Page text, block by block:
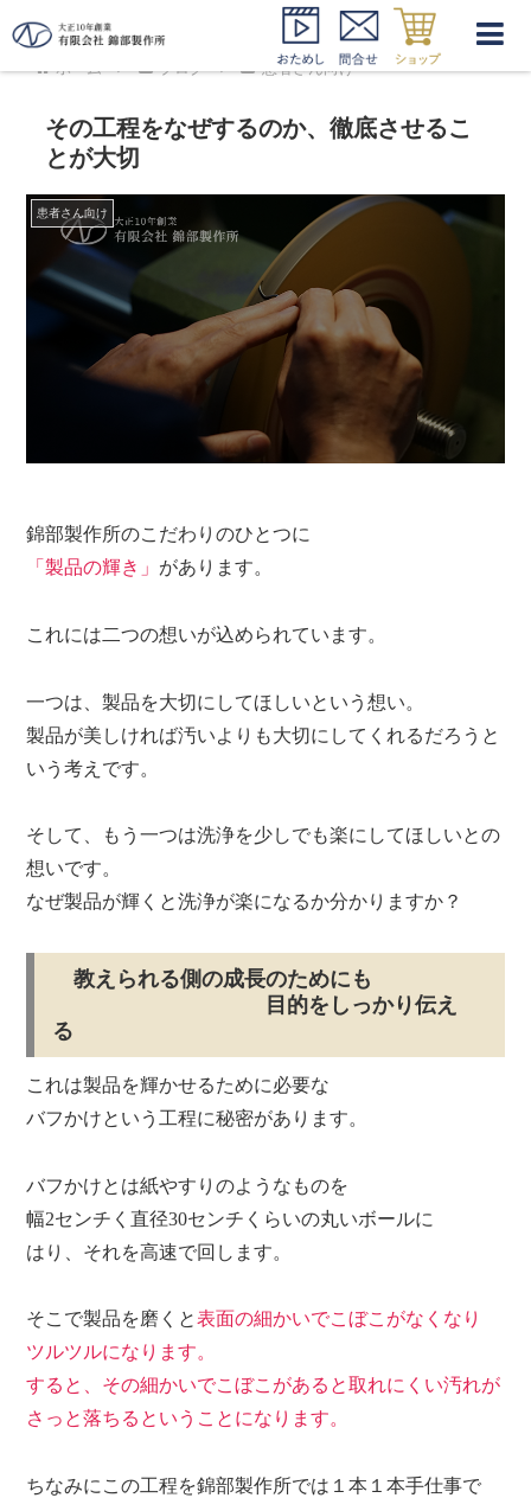
ホーム ブログ 患者さん向け
その工程をなぜするのか、徹底させるこ
とが大切
患者さん向け
錦部製作所のこだわりのひとつに
「製品の輝き」 があります。
これには二つの想いが込められています。
一つは、製品を大切にしてほしいという想い。
製品が美しければ汚いよりも大切にしてくれるだろうと
いう考えです。
そして、もう一つは洗浄を少しでも楽にしてほしいとの
想いです。
なぜ製品が輝くと洗浄が楽になるか分かりますか？
教えられる側の成長のためにも
目的をしっかり伝え
る
これは製品を輝かせるために必要な
バフかけという工程に秘密があります。
バフかけとは紙やすりのようなものを
幅2センチく直径30センチくらいの丸いボールに
はり、それを高速で回します。
そこで製品を磨くと表面の細かいでこぼこがなくなり
ツルツルになります。
すると、その細かいでこぼこがあると取れにくい汚れが
さっと落ちるということになります。
ちなみにこの工程を錦部製作所では１本１本手仕事で